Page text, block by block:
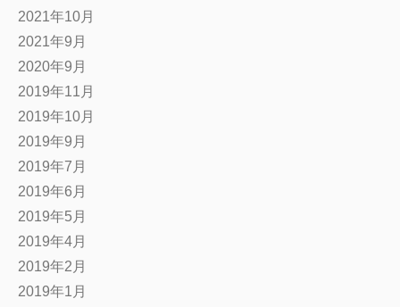
2021年10月
2021年9月
2020年9月
2019年11月
2019年10月
2019年9月
2019年7月
2019年6月
2019年5月
2019年4月
2019年2月
2019年1月